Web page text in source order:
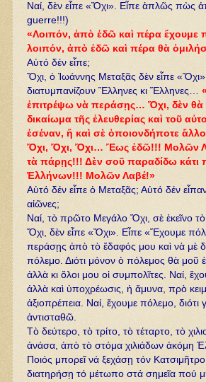
Ναί, δὲν εἶπε «Ὄχι». Εἶπε ἁπλῶς πὼς
guerre!!!)
«Λοιπόν, ἀπὸ ἐδῶ καὶ πέρα ἔχουμε
λοιπόν, ἀπὸ ἐδῶ καὶ πέρα θὰ
Αὐτό δέν εἶπε;
Ὄχι, ὁ Ἰωάννης Μεταξᾶς δὲν εἶπε
διατυμπανίζουν Ἕλληνες κι Ἕλληνες…
ἐπιτρέψω νὰ περάσῃς… Ὄχι, δὲν
δικαίωμα τῆς ἐλευθερίας καὶ τοῦ
ἐσέναν, ἤ καὶ σὲ ὁποιονδήποτε
Ὄχι, Ὄχι, Ὄχι… Ἔως ἐδῶ!!! Μολῶν
τὰ πάρῃς!!! Δὲν σοῦ παραδίδω κάτι
Ἑλλήνων!!! Μολῶν Λαβέ!»
Αὐτό δέν εἶπε ὁ Μεταξᾶς; Αὐτό δέν
αἰῶνες;
Ναί, τὸ πρῶτο Μεγάλο Ὄχι, σὲ ἐκεῖνο τὸ
Ὄχι, δὲν εἶπε «Ὄχι». Εἶπε «Ἔχουμε
περάσῃς ἀπὸ τὸ ἔδαφός μου καὶ νὰ μὲ
πόλεμο. Διότι μόνον ὁ πόλεμος θὰ μοῦ
ἀλλὰ κι ὅλοι μου οἱ συμπολῖτες. Ναί,
ἀλλὰ καὶ ὑποχρέωσις, ἡ ἄμυνα, πρὸ
ἀξιοπρέπεια. Ναί, ἔχουμε πόλεμο,
ἀντισταθῶ.
Τὸ δεύτερο, τὸ τρίτο, τὸ τέταρτο, τὸ
ἀνάσα, ἀπὸ τὸ στόμα χιλιάδων ἀκόμη
Ποιός μπορεῖ νά ξεχάσῃ τόν
διατηρήσῃ τό μέτωπο στά σημεῖα πού